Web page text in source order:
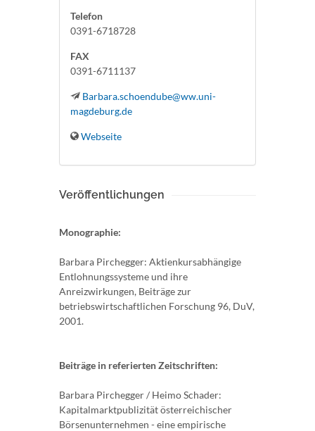
Telefon
0391-6718728
FAX
0391-6711137
Barbara.schoendube@ww.uni-
magdeburg.de
Webseite
Veröffentlichungen
Monographie:
Barbara Pirchegger: Aktienkursabhängige
Entlohnungssysteme und ihre
Anreizwirkungen, Beiträge zur
betriebswirtschaftlichen Forschung 96, DuV,
2001.
Beiträge in referierten Zeitschriften:
Barbara Pirchegger / Heimo Schader:
Kapitalmarktpublizität österreichischer
Börsenunternehmen - eine empirische